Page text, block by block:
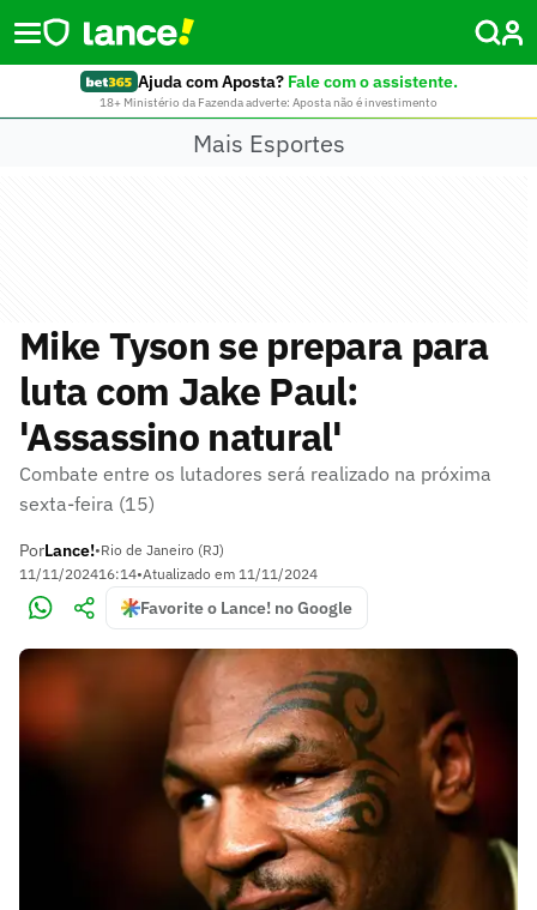
Ajuda com Aposta? Fale com o assistente.
18+ Ministério da Fazenda adverte: Aposta não é investimento
Mais Esportes
Mike Tyson se prepara para
luta com Jake Paul:
'Assassino natural'
Combate entre os lutadores será realizado na próxima
sexta-feira (15)
PorLance!•Rio de Janeiro (RJ)
11/11/202416:14•Atualizado em 11/11/2024
Favorite o Lance! no Google